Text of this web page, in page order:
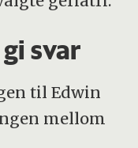
svar
til Edwin
mellom